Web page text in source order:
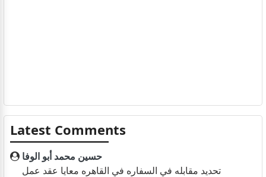
Latest Comments
حسين محمد أبو الوفا
تحديد مقابله في السفاره في القاهره معايا عقد عمل